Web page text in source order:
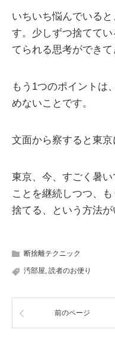
いちいち悩んでいる
す。少しずつ捨てて
てられる思考ができて
もう1つのポイントは
めないことです。
文面から察すると東京
東京、今、すごく暑
ことを継続しつつ、
捨てる、という方法
断捨離テクニック
汚部屋, 読者のお便り
前のページ